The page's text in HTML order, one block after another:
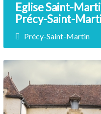
Eglise Saint-
Précy-Saint-
Précy-Saint-Martin
Prix non renseigné
Non loin de l’ancien
Précy-Notre-Dame,
Précy-Saint-Martin,…